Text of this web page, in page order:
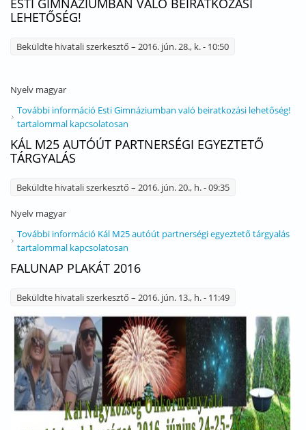
ESTI GIMNÁZIUMBAN VALÓ BEIRATKOZÁSI
LEHETŐSÉG!
Beküldte hivatali szerkesztő – 2016. jún. 28., k. - 10:50
Nyelv magyar
További információ Esti Gimnáziumban való beiratkozási lehetőség!
tartalommal kapcsolatosan
KÁL M25 AUTÓÚT PARTNERSÉGI EGYEZTETŐ
TÁRGYALÁS
Beküldte hivatali szerkesztő – 2016. jún. 20., h. - 09:35
Nyelv magyar
További információ Kál M25 autóút partnerségi egyeztető tárgyalás
tartalommal kapcsolatosan
FALUNAP PLAKÁT 2016
Beküldte hivatali szerkesztő – 2016. jún. 13., h. - 11:49